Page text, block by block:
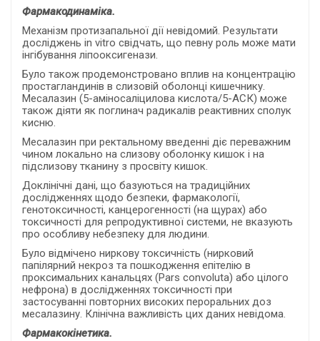
Фармакодинаміка.
Механізм протизапальної дії невідомий. Результати
досліджень in vitro свідчать, що певну роль може мати
інгібування ліпооксигенази.
Було також продемонстровано вплив на концентрацію
простагландинів в слизовій оболонці кишечнику.
Месалазин (5-аміносаліцилова кислота/5-АСК) може
також діяти як поглинач радикалів реактивних сполук
кисню.
Месалазин при ректальному введенні діє переважним
чином локально на слизову оболонку кишок і на
підслизову тканину з просвіту кишок.
Доклінічні дані, що базуються на традиційних
дослідженнях щодо безпеки, фармакології,
генотоксичності, канцерогенності (на щурах) або
токсичності для репродуктивної системи, не вказують
про особливу небезпеку для людини.
Було відмічено ниркову токсичність (нирковий
папілярний некроз та пошкодження епітелію в
проксимальних канальцях (Pars convoluta) або цілого
нефрона) в дослідженнях токсичності при
застосуванні повторних високих пероральних доз
месалазину. Клінічна важливість цих даних невідома.
Фармакокінетика.